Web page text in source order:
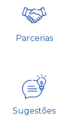
Parcerias
Sugestões